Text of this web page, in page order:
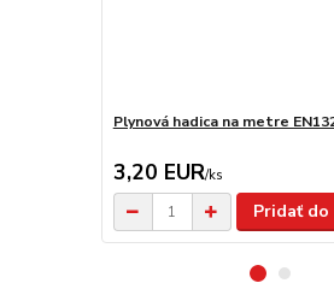
Plynová hadica na metre
3,20 EUR/ks
Pridať do